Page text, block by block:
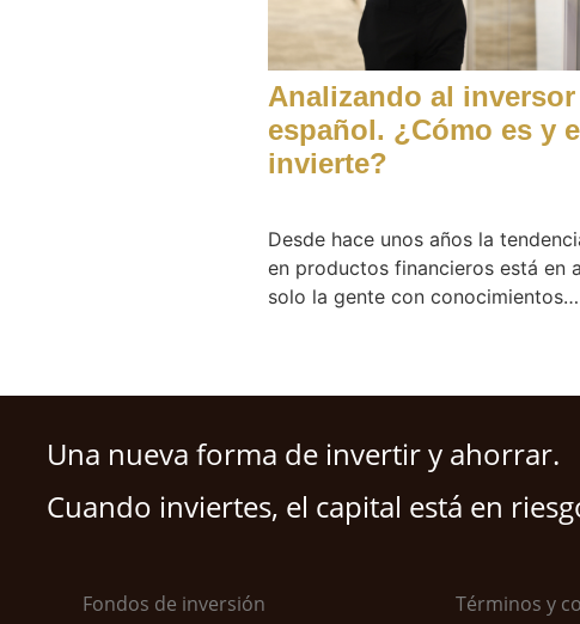
Analizando al inversor
español. ¿Cómo es y
invierte?
Desde hace unos años la
en productos financieros está en
solo la gente con conocimientos…
Una nueva forma de invertir y ahorrar.
Cuando inviertes, el capital está en
Fondos de inversión Términos y